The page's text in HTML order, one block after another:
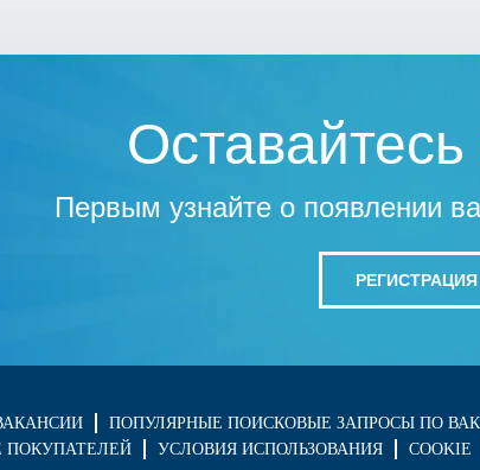
Оставайтесь
Первым узнайте о появлении
РЕГИСТРАЦИЯ
ПОПУЛЯРНЫЕ ПОИСКОВЫЕ ЗАПРОСЫ ПО
ПОКУПАТЕЛЕЙ
УСЛОВИЯ ИСПОЛЬЗОВАНИЯ COOKIE